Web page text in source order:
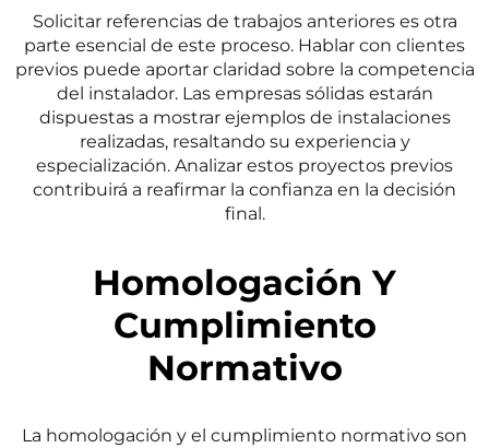
Solicitar referencias de trabajos anteriores es otra
parte esencial de este proceso. Hablar con clientes
previos puede aportar claridad sobre la competencia
del instalador. Las empresas sólidas estarán
dispuestas a mostrar ejemplos de instalaciones
realizadas, resaltando su experiencia y
especialización. Analizar estos proyectos previos
contribuirá a reafirmar la confianza en la decisión
final.
Homologación Y
Cumplimiento
Normativo
La homologación y el cumplimiento normativo son